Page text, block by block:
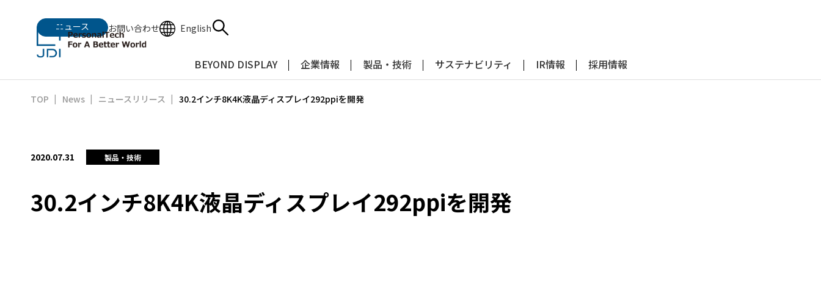
ニュース お問い合わせ English
BEYOND DISPLAY 企業情報 製品・技術 サステナビリティ IR情報 採用情報
TOP News ニュースリリース 30.2インチ8K4K液晶ディスプレイ292ppiを開発
2020.07.31 製品・技術
30.2インチ8K4K液晶ディスプレイ292ppiを開発